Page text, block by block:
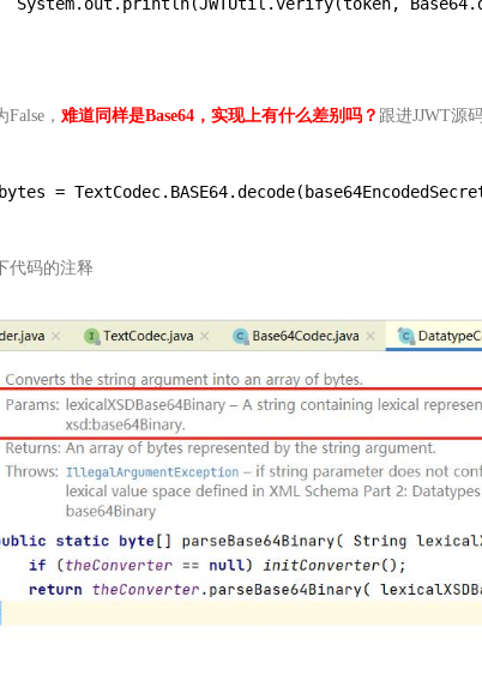
， 难道同样是Base64，实现上有什么差别吗？ 跟进JJWT源
=
代码的注释